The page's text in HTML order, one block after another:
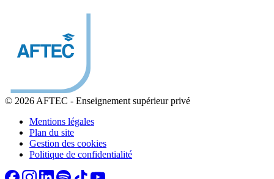
© 2026 AFTEC - Enseignement supérieur privé
Mentions légales
Plan du site
Gestion des cookies
Politique de confidentialité